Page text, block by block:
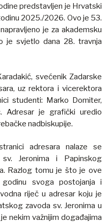
predstavljen je Hrvatski
2025./2026. Ovo je 53.
je za akademsku
je svjetlo dana 28. travnja
svećenik Zadarske
uz rektora i vicerektora
studenti: Marko Domiter,
Adresar je grafički uredio
nadbiskupije.
adresara nalaze se
Jeronima i Papinskog
Razlog tomu je što je ove
svoga postojanja i
riječ u adresar koju je
zavoda sv. Jeronima u
nekim važnijim događajima